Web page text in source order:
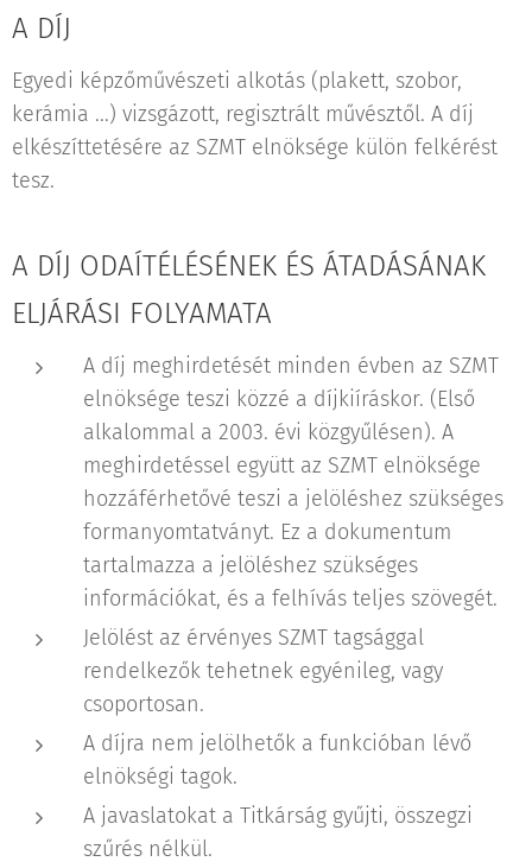
A DÍJ
Egyedi képzőművészeti alkotás (plakett, szobor,
kerámia ...) vizsgázott, regisztrált művésztől. A díj
elkészíttetésére az SZMT elnöksége külön felkérést
tesz.
A DÍJ ODAÍTÉLÉSÉNEK ÉS ÁTADÁSÁNAK
ELJÁRÁSI FOLYAMATA
A díj meghirdetését minden évben az SZMT
elnöksége teszi közzé a díjkiíráskor. (Első
alkalommal a 2003. évi közgyűlésen). A
meghirdetéssel együtt az SZMT elnöksége
hozzáférhetővé teszi a jelöléshez szükséges
formanyomtatványt. Ez a dokumentum
tartalmazza a jelöléshez szükséges
információkat, és a felhívás teljes szövegét.
Jelölést az érvényes SZMT tagsággal
rendelkezők tehetnek egyénileg, vagy
csoportosan.
A díjra nem jelölhetők a funkcióban lévő
elnökségi tagok.
A javaslatokat a Titkárság gyűjti, összegzi
szűrés nélkül.